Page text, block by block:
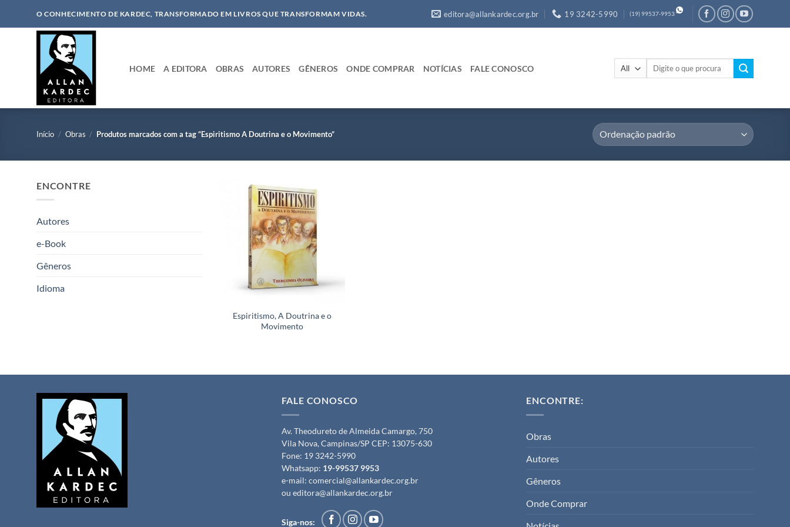
O CONHECIMENTO DE KARDEC, TRANSFORMADO EM LIVROS QUE TRANSFORMAM VIDAS. editora@allankardec.org.br 19 3242-5990 (19) 99537-9953
HOME A EDITORA OBRAS AUTORES GÊNEROS ONDE COMPRAR NOTÍCIAS FALE CONOSCO
Pesquisar
Início / Obras / Produtos marcados com a tag “Espiritismo A Doutrina e o Movimento”
ENCONTRE
Autores
e-Book
Gêneros
Idioma
Espiritismo, A Doutrina e o
Movimento
FALE CONOSCO
Av. Theodureto de Almeida Camargo, 750
Vila Nova, Campinas/SP CEP: 13075-630
Fone: 19 3242-5990
Whatsapp: 19-99537 9953
e-mail: comercial@allankardec.org.br
ou editora@allankardec.org.br
Siga-nos:
ENCONTRE:
Obras
Autores
Gêneros
Onde Comprar